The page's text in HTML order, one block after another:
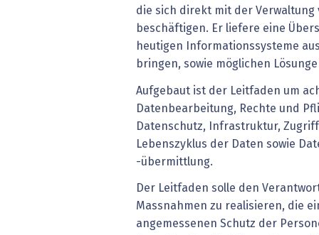
die sich direkt mit der Verwaltung
beschäftigen. Er liefere eine
heutigen Informationssysteme
bringen, sowie möglichen
Aufgebaut ist der Leitfaden um
Datenbearbeitung, Rechte und
Datenschutz, Infrastruktur,
Lebenszyklus der Daten sowie
-übermittlung.
Der Leitfaden solle den
Massnahmen zu realisieren, die
angemessenen Schutz der